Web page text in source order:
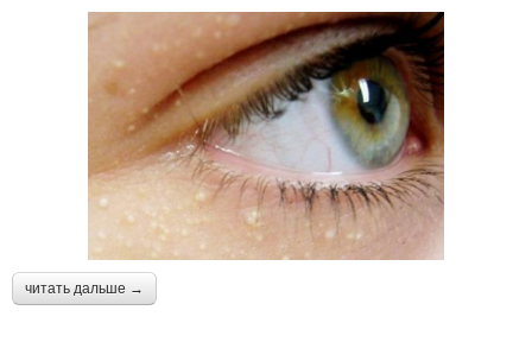
читать дальше →